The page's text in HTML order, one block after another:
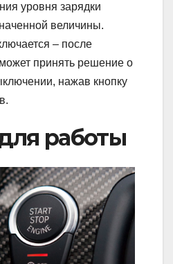
уровня зарядки
величины.
– после
принять решение о
нажав кнопку
работы